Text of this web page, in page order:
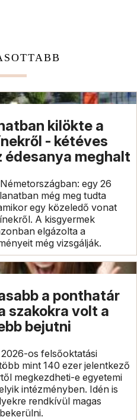
kilökte a
- kétéves
édesanya meghalt
egy 26
még meg tudta
egy közeledő vonat
A kisgyermek
elgázolta a
még vizsgálják.
a ponthatár
szakokra volt a
bejutni
os felsőoktatási
mint 140 ezer jelentkező
megkezdheti-e egyetemi
intézményben. Idén is
rendkívül magas